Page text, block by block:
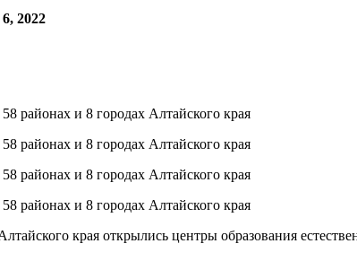
2022
края открылись центры образования